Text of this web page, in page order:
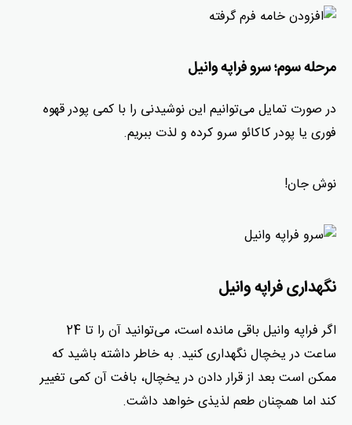
مرحله سوم؛ سرو فراپه وانیل
در صورت تمایل می‌توانیم این نوشیدنی را با کمی پودر قهوه
فوری یا پودر کاکائو سرو کرده و لذت ببریم.
نوش جان!
نگهداری فراپه وانیل
اگر فراپه وانیل باقی مانده است، می‌توانید آن را تا 24
ساعت در یخچال نگهداری کنید. به خاطر داشته باشید که
ممکن است بعد از قرار دادن در یخچال، بافت آن کمی تغییر
کند اما همچنان طعم لذیذی خواهد داشت.